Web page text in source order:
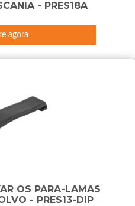
- PRES18A
agora
OS PARA-LAMAS
- PRES13-DIP